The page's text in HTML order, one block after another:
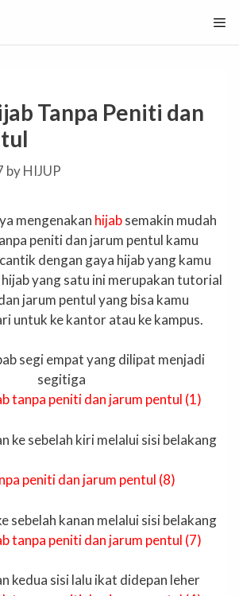
Tanpa Peniti dan
byHIJUP
mengenakan hijabsemakin mudah
peniti dan jarum pentul kamu
dengan gaya hijab yang kamu
yang satu ini merupakan tutorial
jarum pentul yang bisa kamu
untuk ke kantor atau ke kampus.
segi empat yang dilipat menjadi
segitiga
ke sebelah kiri melalui sisi belakang
sebelah kanan melalui sisi belakang
kedua sisi lalu ikat didepan leher